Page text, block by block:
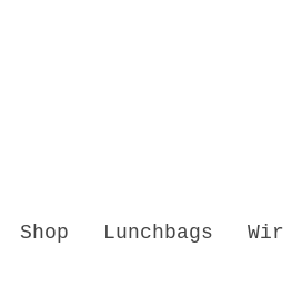
Shop Lunchbags Wir